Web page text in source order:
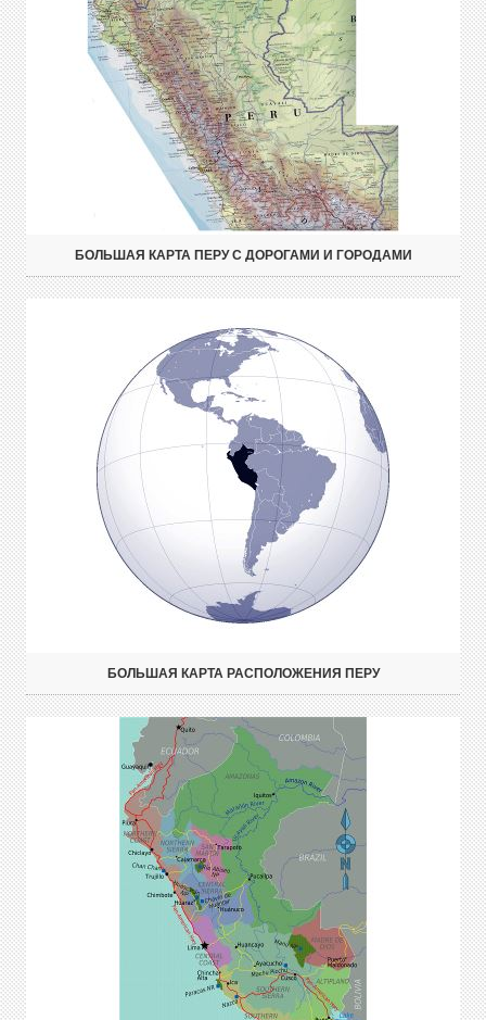
БОЛЬШАЯ КАРТА ПЕРУ С ДОРОГАМИ И ГОРОДАМИ
БОЛЬШАЯ КАРТА РАСПОЛОЖЕНИЯ ПЕРУ